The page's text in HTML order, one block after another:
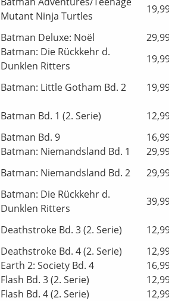
Mutant Ninja Turtles
Batman Deluxe: Noël
Batman: Die Rückkehr d.
Dunklen Ritters
Batman: Little Gotham Bd. 2
Batman Bd. 1 (2. Serie)
Batman Bd. 9
Batman: Niemandsland Bd. 1
Batman: Niemandsland Bd. 2
Batman: Die Rückkehr d.
Dunklen Ritters
Deathstroke Bd. 3 (2. Serie)
Deathstroke Bd. 4 (2. Serie)
Earth 2: Society Bd. 4
Flash Bd. 3 (2. Serie)
Flash Bd. 4 (2. Serie)